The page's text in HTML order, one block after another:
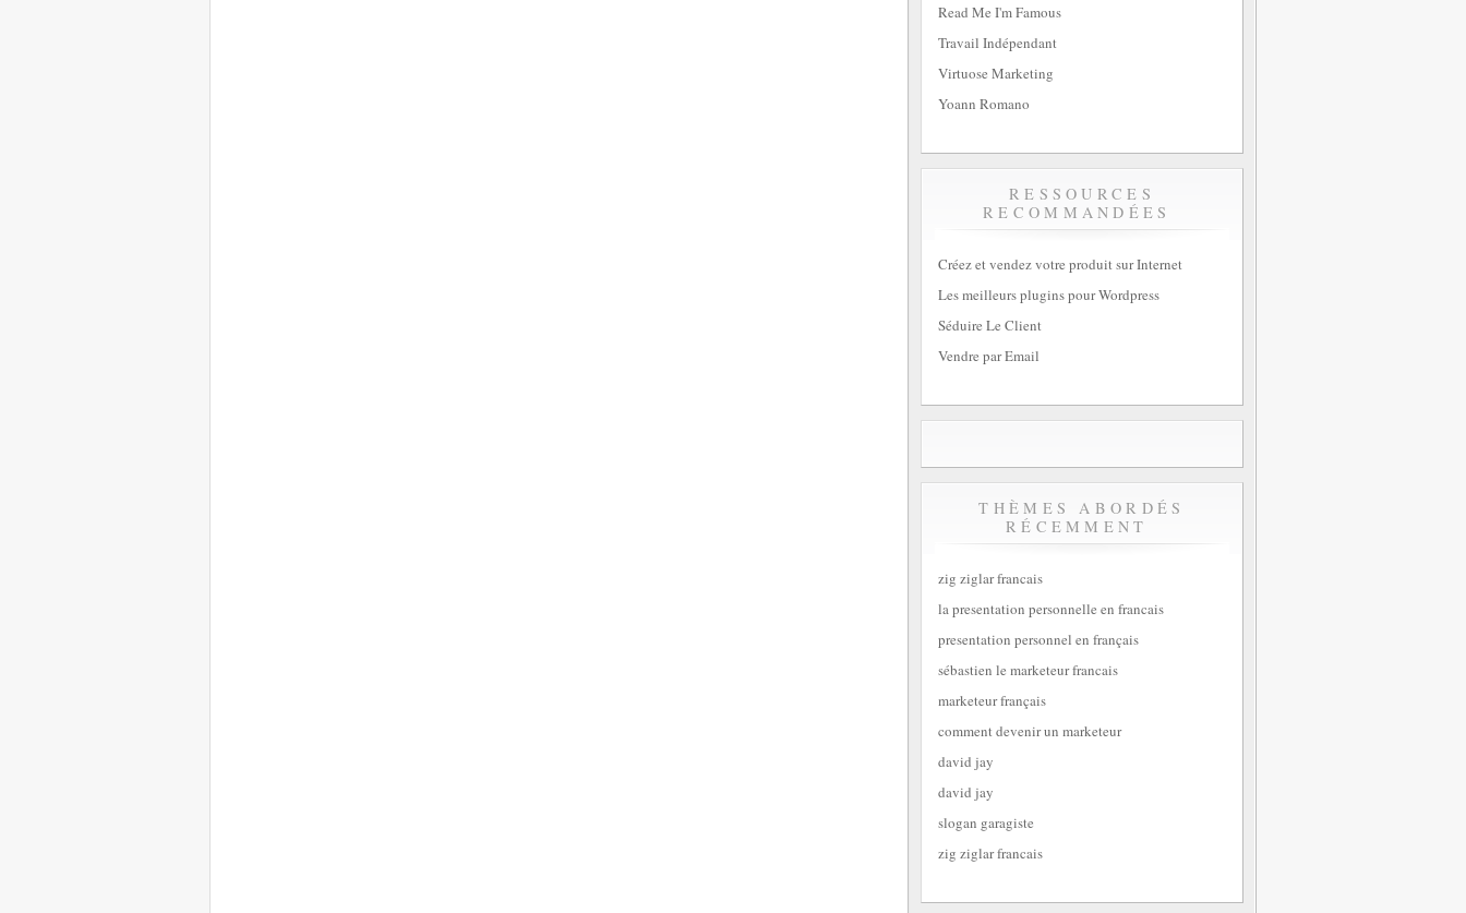
Read Me I'm Famous
Travail Indépendant
Virtuose Marketing
Yoann Romano
RESSOURCES
RECOMMANDÉES
Créez et vendez votre produit sur Internet
Les meilleurs plugins pour Wordpress
Séduire Le Client
Vendre par Email
THÈMES ABORDÉS
RÉCEMMENT
zig ziglar francais
la presentation personnelle en francais
presentation personnel en français
sébastien le marketeur francais
marketeur français
comment devenir un marketeur
david jay
david jay
slogan garagiste
zig ziglar francais